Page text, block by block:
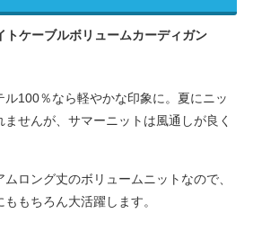
トケーブルボリュームカーディガン
ル100％なら軽やかな印象に。夏にニッ
ませんが、サマーニットは風通しが良く
ロング丈のボリュームニットなので、
もちろん大活躍します。